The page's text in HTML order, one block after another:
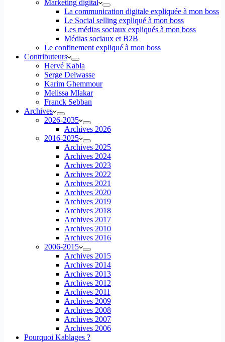
Marketing digital
La communication digitale expliquée à mon boss
Le Social selling expliqué à mon boss
Les médias sociaux expliqués à mon boss
Médias sociaux et B2B
Le confinement expliqué à mon boss
Contributeurs
Hervé Kabla
Serge Delwasse
Karim Ghemmour
Melissa Mlakar
Franck Sebban
Archives
2026-2035
Archives 2026
2016-2025
Archives 2025
Archives 2024
Archives 2023
Archives 2022
Archives 2021
Archives 2020
Archives 2019
Archives 2018
Archives 2017
Archives 2010
Archives 2016
2006-2015
Archives 2015
Archives 2014
Archives 2013
Archives 2012
Archives 2011
Archives 2009
Archives 2008
Archives 2007
Archives 2006
Pourquoi Kablages ?